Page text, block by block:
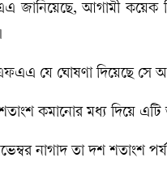
আগামী কয়েক
যে ঘোষণা দিয়েছে সে
কমানোর মধ্য দিয়ে
নাগাদ তা দশ শতাংশ